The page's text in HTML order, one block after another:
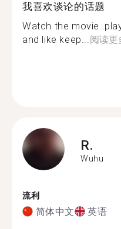
我喜欢谈论的话题
Watch the movie
and like keep...阅读更
R.
Wuhu
流利
简体中文 英语